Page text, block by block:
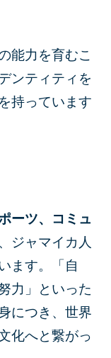
能力を育むこ
ンティティを
持っています
ーツ、コミュ
ジャマイカ人
ます。「自
力」といった
につき、世界
化へと繋がっ